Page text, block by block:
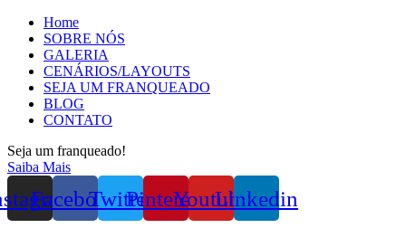
Home
SOBRE NÓS
GALERIA
CENÁRIOS/LAYOUTS
SEJA UM FRANQUEADO
BLOG
CONTATO
Seja um franqueado!
Saiba Mais
FacebookTwitterPinterestYoutubeLinkedin